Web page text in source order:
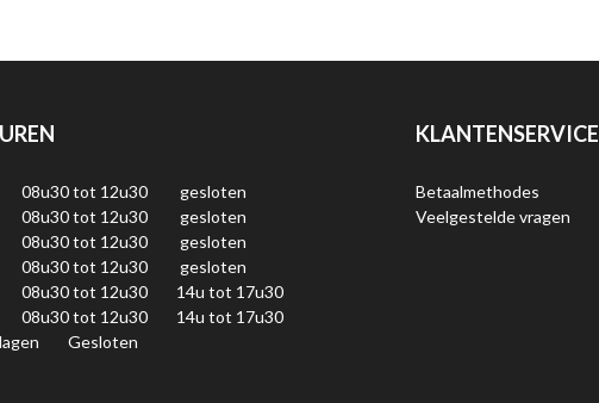
08u30 tot 12u30
gesloten
08u30 tot 12u30
gesloten
08u30 tot 12u30
gesloten
08u30 tot 12u30
gesloten
08u30 tot 12u30
14u tot 17u30
08u30 tot 12u30
14u tot 17u30
Gesloten
KLANTENSERVICE
Betaalmethodes
Veelgestelde vragen